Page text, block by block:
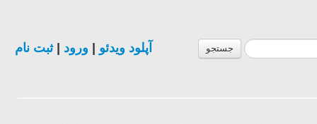
جستجو آپلود ویدئو ورود |ثبت نام